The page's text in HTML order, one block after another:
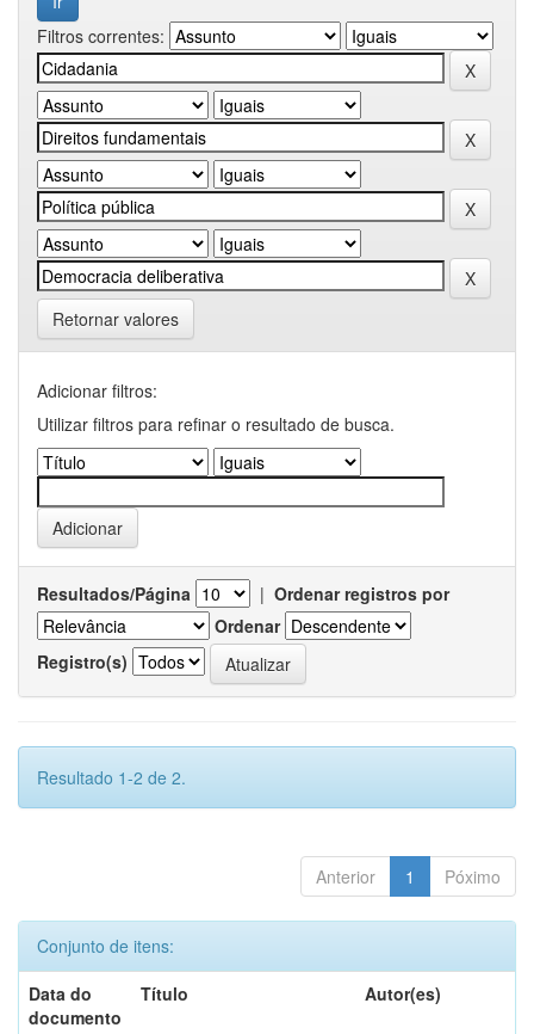
Filtros correntes:
Retornar valores
Adicionar filtros:
Utilizar filtros para refinar o resultado de busca.
Resultados/Página | Ordenar registros por
Ordenar
Registro(s)
Resultado 1-2 de 2.
Anterior 1 Póximo
Conjunto de itens:
Data do
documento
Título Autor(es)